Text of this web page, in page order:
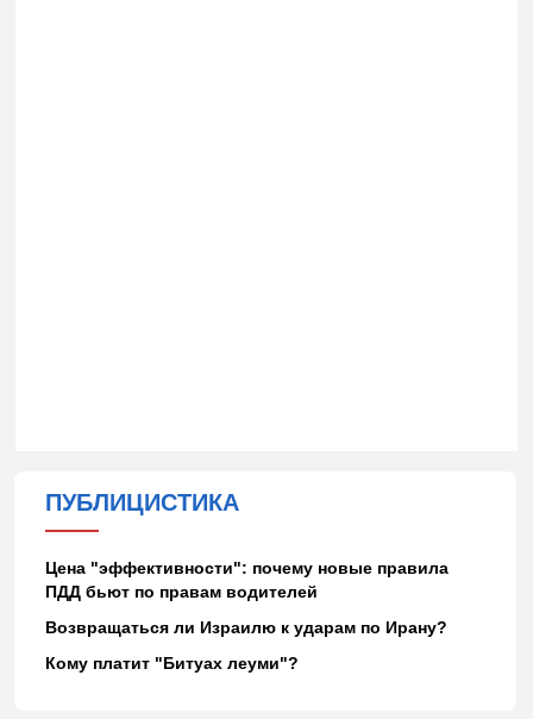
ПУБЛИЦИСТИКА
Цена "эффективности": почему новые правила
ПДД бьют по правам водителей
Возвращаться ли Израилю к ударам по Ирану?
Кому платит "Битуах леуми"?